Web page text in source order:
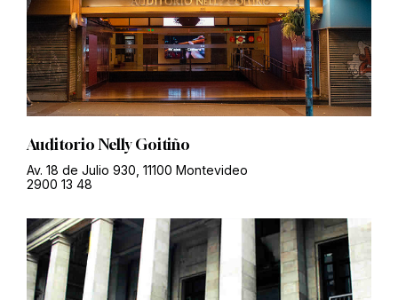
Auditorio Nelly Goitiño
Av. 18 de Julio 930, 11100 Montevideo
2900 13 48